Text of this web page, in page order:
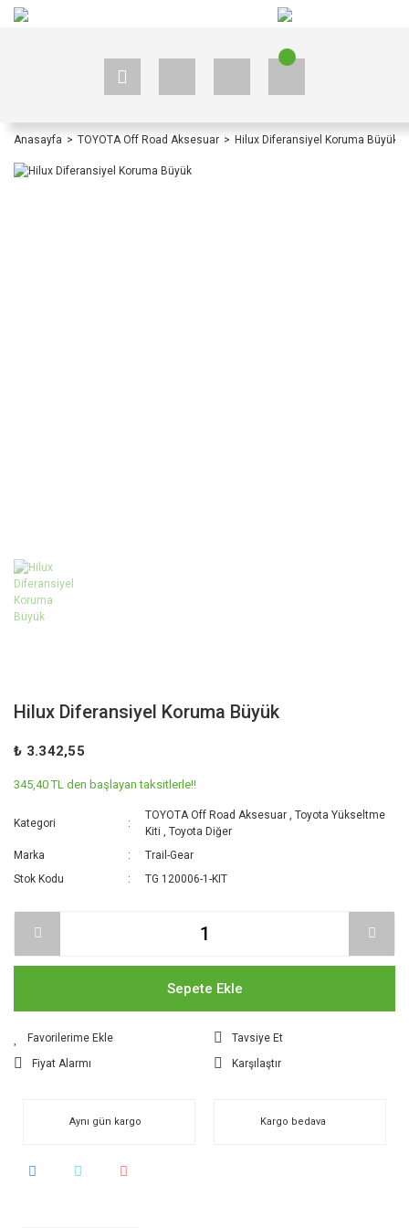
Anasayfa TOYOTA Off Road Aksesuar Hilux Diferansiyel Koruma Büyük
Hilux Diferansiyel Koruma Büyük
₺ 3.342,55
345,40 TL den başlayan taksitlerle!!
Kategori
TOYOTA Off Road Aksesuar ,Toyota Yükseltme
Kiti
,Toyota Diğer
Marka
Trail-Gear
Stok Kodu
TG 120006-1-KIT
Sepete Ekle
Tavsiye Et
Fiyat Alarmı
Karşılaştır
Aynı gün kargo Kargo bedava